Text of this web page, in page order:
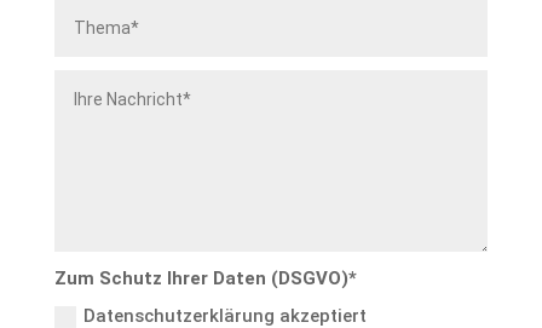
Zum Schutz Ihrer Daten (DSGVO)*
Datenschutzerklärung akzeptiert